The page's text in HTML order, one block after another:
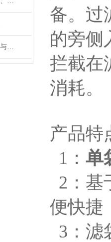
线绕滤芯的标准：净化效果与耐用性的理想结合
备。过
的旁侧
拦截在
消耗。
产品特
1： 单
2：基
便快捷
3：滤